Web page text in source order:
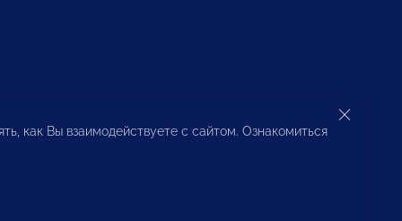
как Вы взаимодействуете с сайтом. Ознакомиться